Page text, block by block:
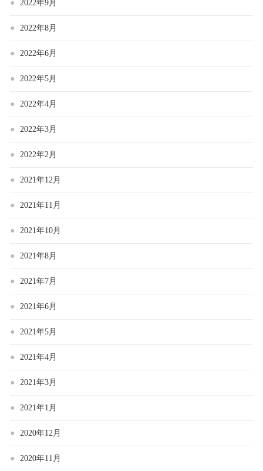
2022年9月
2022年8月
2022年6月
2022年5月
2022年4月
2022年3月
2022年2月
2021年12月
2021年11月
2021年10月
2021年8月
2021年7月
2021年6月
2021年5月
2021年4月
2021年3月
2021年1月
2020年12月
2020年11月